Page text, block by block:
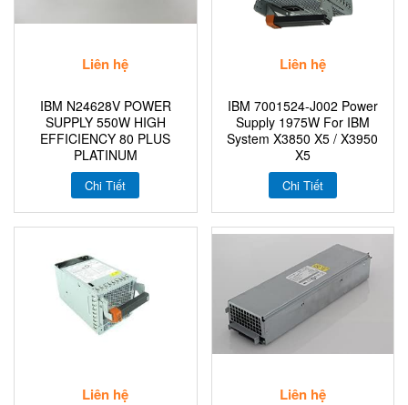
Liên hệ
IBM N24628V POWER
SUPPLY 550W HIGH
EFFICIENCY 80 PLUS
PLATINUM
Chi Tiết
Liên hệ
IBM 7001524-J002 Power
Supply 1975W For IBM
System X3850 X5 / X3950
X5
Chi Tiết
Liên hệ Liên hệ